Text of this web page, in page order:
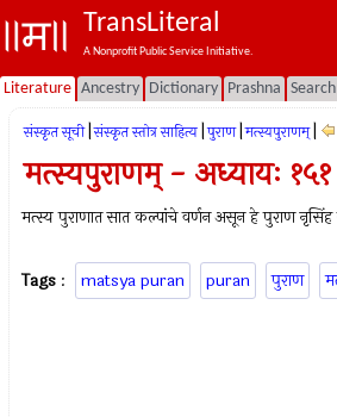
TransLiteral
A Nonprofit Public Service Initiative.
Literature Ancestry Dictionary Prashna Search
संस्कृत सूची संस्कृत स्तोत्र साहित्य पुराण मत्स्यपुराणम्‌
मत्स्यपुराणम् - अध्यायः १५१
मत्स्य पुराणात सात कल्पांचे वर्णन असून हे पुराण नृसिंह
Tags : matsya puran puran पुराण